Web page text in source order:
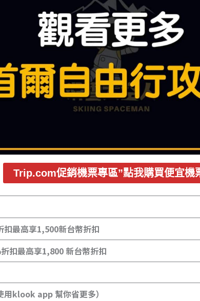
Trip.com促銷機票專區”點我購買便宜機
扣最高享1,500新台幣折扣
扣最高享1,800 新台幣折扣
klook app 幫你省更多）